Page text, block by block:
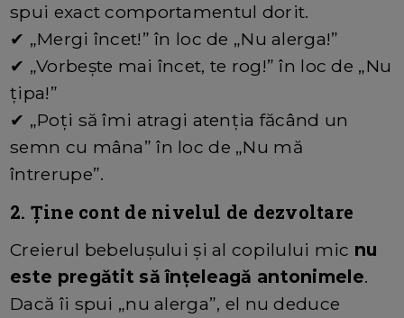
spui exact comportamentul dorit.
✔ „Mergi încet!” în loc de „Nu alerga!”
✔ „Vorbește mai încet, te rog!” în loc de „Nu
țipa!”
✔ „Poți să îmi atragi atenția făcând un
semn cu mâna” în loc de „Nu mă
întrerupe”.
2. Ține cont de nivelul de dezvoltare
Creierul bebelușului și al copilului mic nu
este pregătit să înțeleagă antonimele.
Dacă îi spui „nu alerga”, el nu deduce